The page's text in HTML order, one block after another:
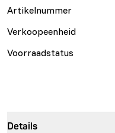
Artikelnummer
Verkoopeenheid
Voorraadstatus
Details